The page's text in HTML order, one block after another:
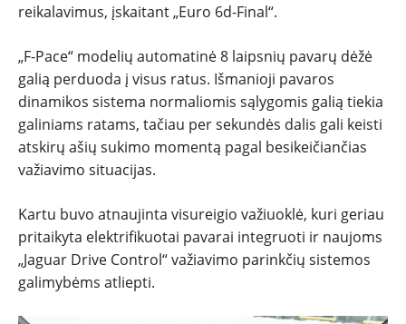
reikalavimus, įskaitant „Euro 6d-Final“.
„F-Pace“ modelių automatinė 8 laipsnių pavarų dėžė
galią perduoda į visus ratus. Išmanioji pavaros
dinamikos sistema normaliomis sąlygomis galią tiekia
galiniams ratams, tačiau per sekundės dalis gali keisti
atskirų ašių sukimo momentą pagal besikeičiančias
važiavimo situacijas.
Kartu buvo atnaujinta visureigio važiuoklė, kuri geriau
pritaikyta elektrifikuotai pavarai integruoti ir naujoms
„Jaguar Drive Control“ važiavimo parinkčių sistemos
galimybėms atliepti.